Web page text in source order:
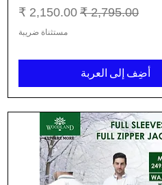
سعر عادي سعر البيع
مستثناة ضريبة
أضِف إلى العربة